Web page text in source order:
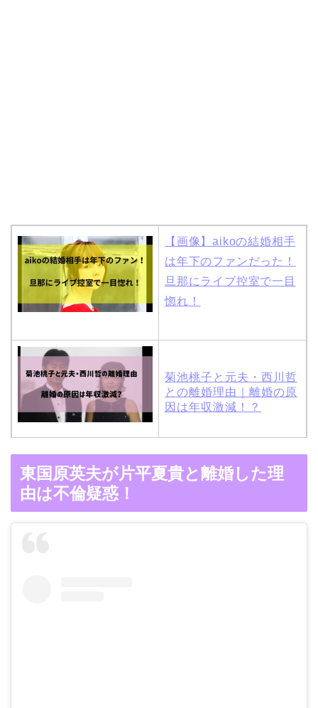
【画像】aikoの結婚相手
は年下のファンだった！
旦那にライブ控室で一目
惚れ！
菊池桃子と元夫・西川哲
との離婚理由｜離婚の原
因は年収激減！？
の馴れ初めは「SMAP×S
演でキムタクがド緊張！
東国原英夫が片平夏貴と離婚した理
由は不倫疑惑！